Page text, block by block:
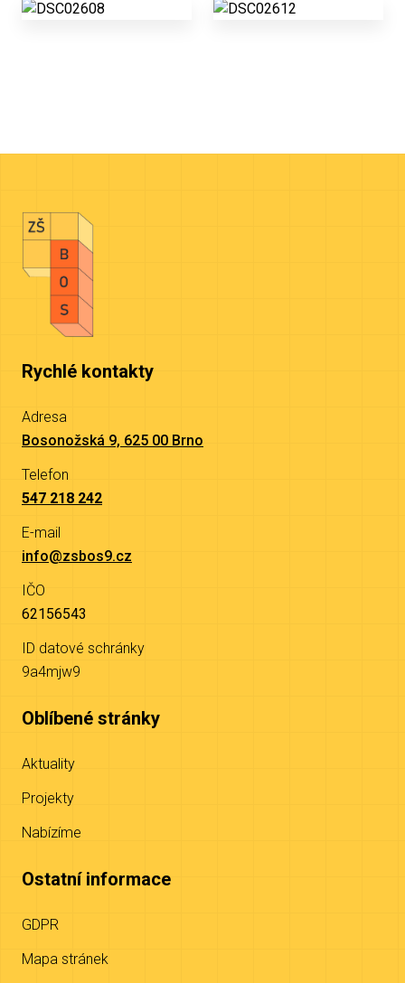
Rychlé kontakty
Adresa
Bosonožská 9, 625 00 Brno
Telefon
547 218 242
E-mail
info@zsbos9.cz
IČO
62156543
ID datové schránky
9a4mjw9
Oblíbené stránky
Aktuality
Projekty
Nabízíme
Ostatní informace
GDPR
Mapa stránek